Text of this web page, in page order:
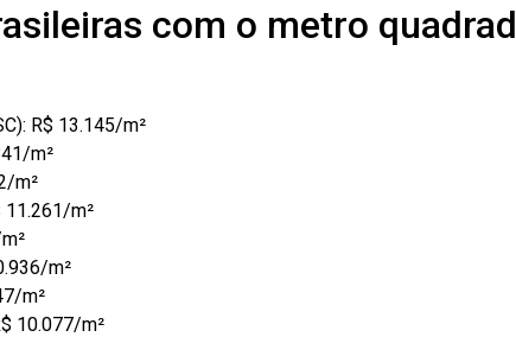
com o metro
R$ 13.145/m²
m²
m²
11.261/m²
m²
m²
10.077/m²